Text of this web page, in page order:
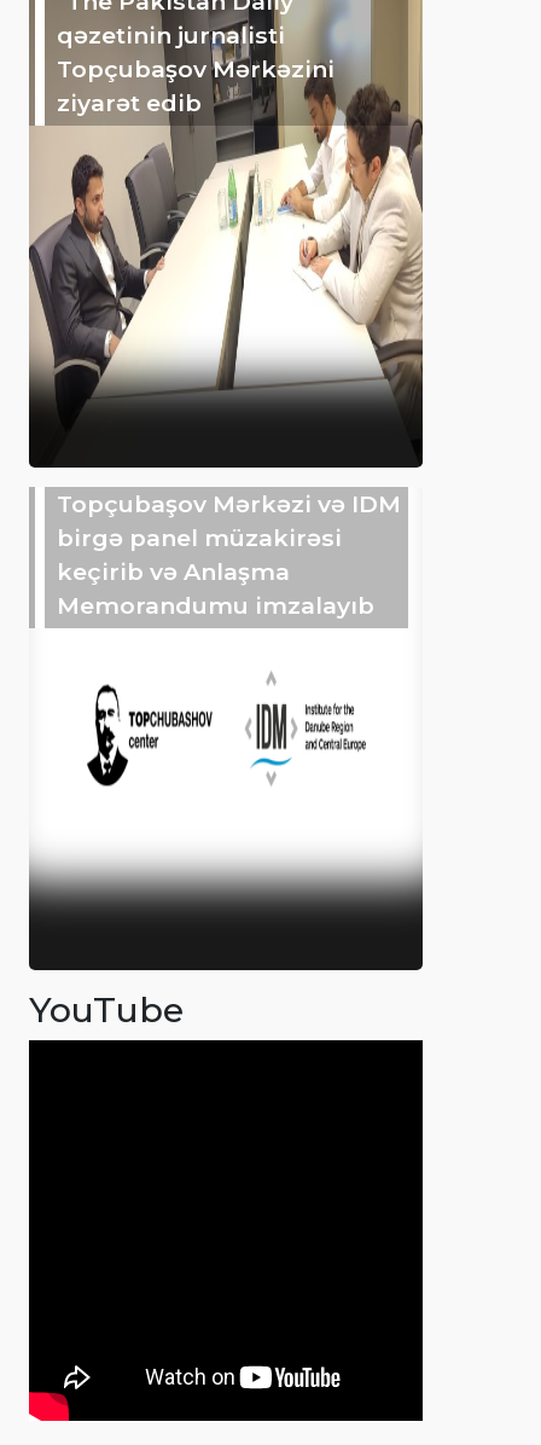
qəzetinin jurnalisti
Topçubaşov Mərkəzini
ziyarət edib
Topçubaşov Mərkəzi və IDM
birgə panel müzakirəsi
keçirib və Anlaşma
Memorandumu imzalayıb
YouTube